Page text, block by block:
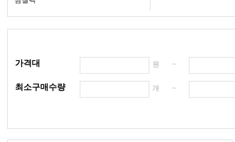
가격대 원 ~
최소구매수량 개 ~